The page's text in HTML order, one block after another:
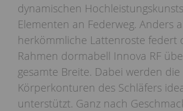
dynamischen
Elementen an Federweg. Anders
herkömmliche Lattenroste federt
Rahmen dormabell Innova RF
gesamte Breite. Dabei werden die
Körperkonturen des Schläfers
unterstützt. Ganz nach